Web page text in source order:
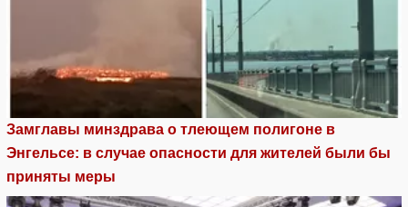
Замглавы минздрава о тлеющем полигоне в
Энгельсе: в случае опасности для жителей были бы
приняты меры